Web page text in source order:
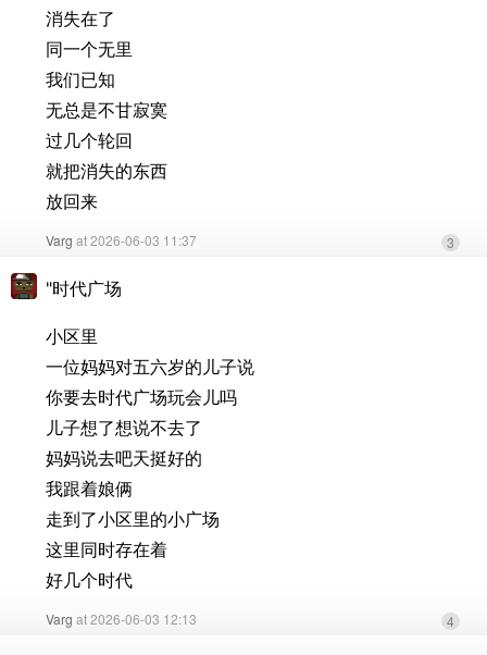
消失在了
同一个无里
我们已知
无总是不甘寂寞
过几个轮回
就把消失的东西
放回来
Varg at 2026-06-03 11:37 3
"时代广场
小区里
一位妈妈对五六岁的儿子说
你要去时代广场玩会儿吗
儿子想了想说不去了
妈妈说去吧天挺好的
我跟着娘俩
走到了小区里的小广场
这里同时存在着
好几个时代
Varg at 2026-06-03 12:13 4